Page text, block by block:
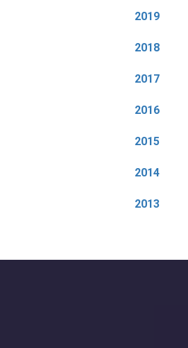
2019
2018
2017
2016
2015
2014
2013